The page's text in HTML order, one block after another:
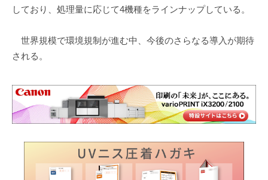
しており、処理量に応じて4機種をラインナップしている。
世界規模で環境規制が進む中、今後のさらなる導入が期待
される。